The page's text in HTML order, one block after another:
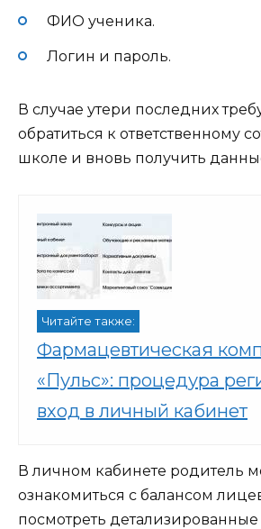
ФИО ученика.
Логин и пароль.
В случае утери последних
обратиться к ответственному
школе и вновь получить
Читайте также:
Фармацевтическая
«Пульс»: процедура
вход в личный кабинет
В личном кабинете родитель
ознакомиться с балансом
посмотреть детализированные